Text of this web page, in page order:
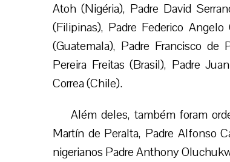
Atoh (Nigéria), Padre David
(Filipinas), Padre Federico
(Guatemala), Padre Francisco de
Pereira Freitas (Brasil), Padre
Correa (Chile).
Além deles, também foram
Martín de Peralta, Padre Alfonso
nigerianos Padre Anthony